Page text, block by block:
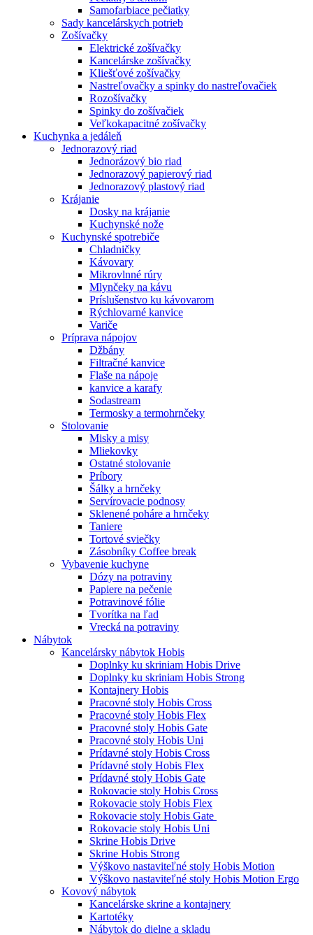
Samofarbiace pečiatky
Sady kancelárskych potrieb
Zošívačky
Elektrické zošívačky
Kancelárske zošívačky
Kliešťové zošívačky
Nastreľovačky a spinky do nastreľovačiek
Rozošívačky
Spinky do zošívačiek
Veľkokapacitné zošívačky
Kuchynka a jedáleň
Jednorazový riad
Jednorázový bio riad
Jednorazový papierový riad
Jednorazový plastový riad
Krájanie
Dosky na krájanie
Kuchynské nože
Kuchynské spotrebiče
Chladničky
Kávovary
Mikrovlnné rúry
Mlynčeky na kávu
Príslušenstvo ku kávovarom
Rýchlovarné kanvice
Variče
Príprava nápojov
Džbány
Filtračné kanvice
Flaše na nápoje
kanvice a karafy
Sodastream
Termosky a termohrnčeky
Stolovanie
Misky a misy
Mliekovky
Ostatné stolovanie
Príbory
Šálky a hrnčeky
Servírovacie podnosy
Sklenené poháre a hrnčeky
Taniere
Tortové sviečky
Zásobníky Coffee break
Vybavenie kuchyne
Dózy na potraviny
Papiere na pečenie
Potravinové fólie
Tvorítka na ľad
Vrecká na potraviny
Nábytok
Kancelársky nábytok Hobis
Doplnky ku skriniam Hobis Drive
Doplnky ku skriniam Hobis Strong
Kontajnery Hobis
Pracovné stoly Hobis Cross
Pracovné stoly Hobis Flex
Pracovné stoly Hobis Gate
Pracovné stoly Hobis Uni
Prídavné stoly Hobis Cross
Prídavné stoly Hobis Flex
Prídavné stoly Hobis Gate
Rokovacie stoly Hobis Cross
Rokovacie stoly Hobis Flex
Rokovacie stoly Hobis Gate
Rokovacie stoly Hobis Uni
Skrine Hobis Drive
Skrine Hobis Strong
Výškovo nastaviteľné stoly Hobis Motion
Výškovo nastaviteľné stoly Hobis Motion Ergo
Kovový nábytok
Kancelárske skrine a kontajnery
Kartotéky
Nábytok do dielne a skladu